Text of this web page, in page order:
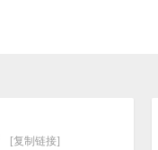
[复制链接]